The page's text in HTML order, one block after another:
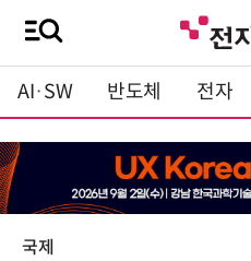
AI·SW 반도체 전자
국제